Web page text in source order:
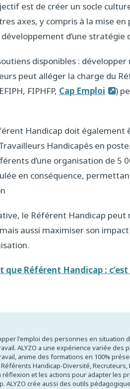
est de créer un socle
axes, y compris à la mise
d’une
disponibles : développer
peut alléger la charge du
FIPHFP, Cap Emploi
)
Handicap doit
Handicapés en
d’une organisation de 5
en conséquence,
le Référent Handicap
aussi maximiser son
que Référent Handicap :
l'emploi des personnes en situation
ALYZO a une expérience variée des
anime des formations en 100%
Handicap-Diversité, Recruteurs,
réflexion et les actions pour adapter les
ALYZO crée aussi des outils